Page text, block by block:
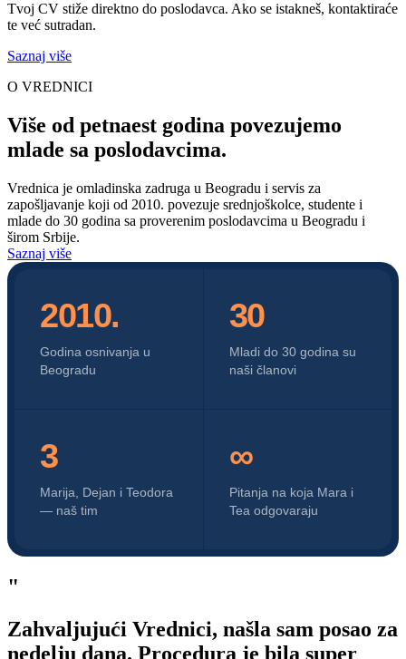
Tvoj CV stiže direktno do poslodavca. Ako se istakneš, kontaktiraće
te već sutradan.
Saznaj više
O VREDNICI
Više od petnaest godina povezujemo
mlade sa poslodavcima.
Vrednica je omladinska zadruga u Beogradu i servis za
zapošljavanje koji od 2010. povezuje srednjoškolce, studente i
mlade do 30 godina sa proverenim poslodavcima u Beogradu i
širom Srbije.
Saznaj više
2010.
Godina osnivanja u
Beogradu
30
Mladi do 30 godina su
naši članovi
3
Marija, Dejan i Teodora
— naš tim
∞
Pitanja na koja Mara i
Tea odgovaraju
"
Zahvaljujući Vrednici, našla sam posao za
nedelju dana. Procedura je bila super